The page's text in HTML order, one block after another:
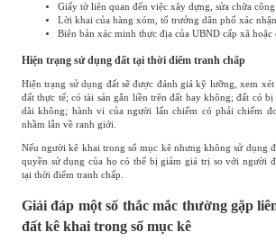
Giấy tờ liên quan đến việc xây dựng, sửa chữa
Lời khai của hàng xóm, tổ trưởng dân phố xác
Biên bản xác minh thực địa của UBND cấp xã hoặc
Hiện trạng sử dụng đất tại thời điểm tranh chấp
Hiện trạng sử dụng đất sẽ được đánh giá kỹ lưỡng, xem
đất thực tế; có tài sản gắn liền trên đất hay không; đất có
dài không; hành vi của người lấn chiếm có phải chiếm
nhầm lẫn về ranh giới.
Nếu người kê khai trong sổ mục kê nhưng không sử dụng
quyền sử dụng của họ có thể bị giảm giá trị so với người
tại thời điểm tranh chấp.
Giải đáp một số thắc mắc thường gặp
đất kê khai trong sổ mục kê